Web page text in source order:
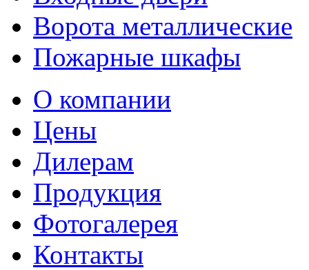
Ворота металлические
Пожарные шкафы
О компании
Цены
Дилерам
Продукция
Фотогалерея
Контакты